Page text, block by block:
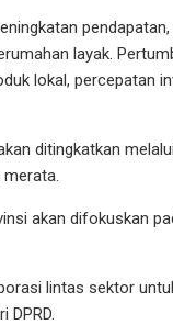
layak.
lokal, percepatan
ditingkatkan
akan difokuskan
lintas sektor